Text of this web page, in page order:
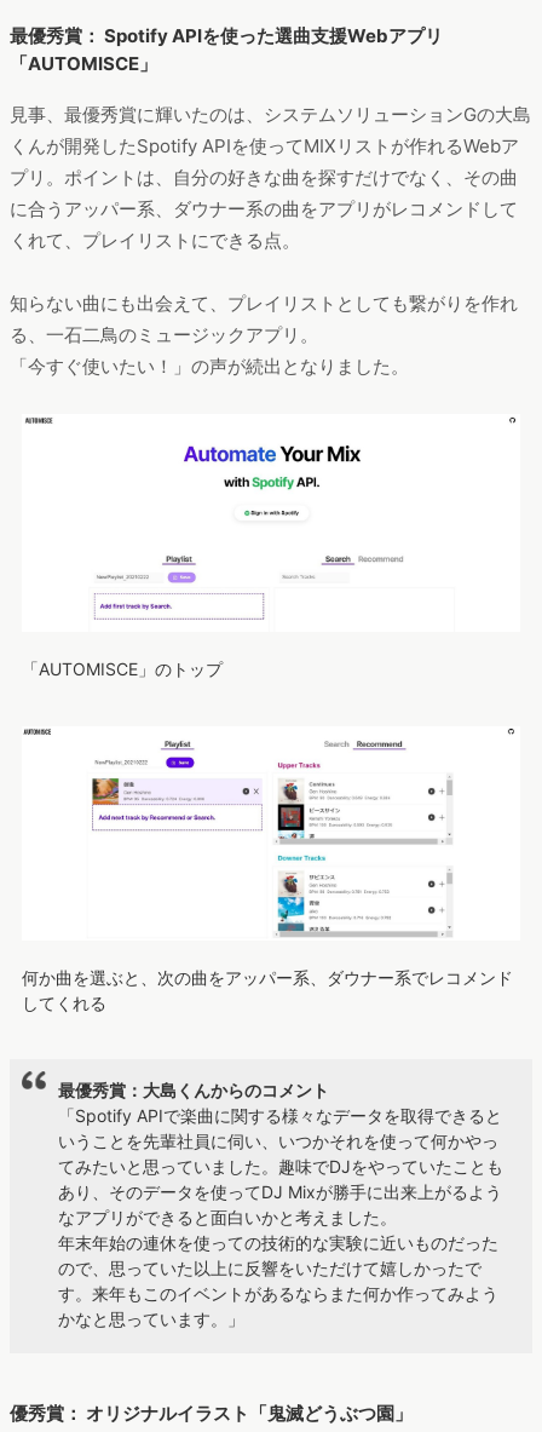
最優秀賞： Spotify APIを使った選曲支援Webアプリ
「AUTOMISCE」
見事、最優秀賞に輝いたのは、システムソリューションGの大島
くんが開発したSpotify APIを使ってMIXリストが作れるWebア
プリ。ポイントは、自分の好きな曲を探すだけでなく、その曲
に合うアッパー系、ダウナー系の曲をアプリがレコメンドして
くれて、プレイリストにできる点。
知らない曲にも出会えて、プレイリストとしても繋がりを作れ
る、一石二鳥のミュージックアプリ。
「今すぐ使いたい！」の声が続出となりました。
「AUTOMISCE」のトップ
何か曲を選ぶと、次の曲をアッパー系、ダウナー系でレコメンド
してくれる
最優秀賞：大島くんからのコメント
「Spotify APIで楽曲に関する様々なデータを取得できると
いうことを先輩社員に伺い、いつかそれを使って何かやっ
てみたいと思っていました。趣味でDJをやっていたことも
あり、そのデータを使ってDJ Mixが勝手に出来上がるよう
なアプリができると面白いかと考えました。
年末年始の連休を使っての技術的な実験に近いものだった
ので、思っていた以上に反響をいただけて嬉しかったで
す。来年もこのイベントがあるならまた何か作ってみよう
かなと思っています。」
優秀賞： オリジナルイラスト「鬼滅どうぶつ園」